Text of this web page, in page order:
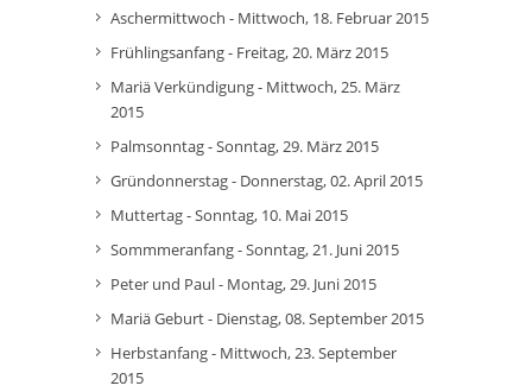
Aschermittwoch - Mittwoch, 18. Februar 2015
Frühlingsanfang - Freitag, 20. März 2015
Mariä Verkündigung - Mittwoch, 25. März
2015
Palmsonntag - Sonntag, 29. März 2015
Gründonnerstag - Donnerstag, 02. April 2015
Muttertag - Sonntag, 10. Mai 2015
Sommmeranfang - Sonntag, 21. Juni 2015
Peter und Paul - Montag, 29. Juni 2015
Mariä Geburt - Dienstag, 08. September 2015
Herbstanfang - Mittwoch, 23. September
2015